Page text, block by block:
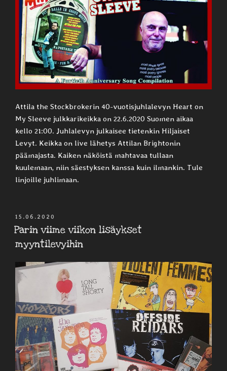
Attila the Stockbrokerin 40-vuotisjuhlalevyn Heart on
My Sleeve julkkarikeikka on 22.6.2020 Suomen aikaa
kello 21:00. Juhlalevyn julkaisee tietenkin Hiljaiset
Levyt. Keikka on live lähetys Attilan Brightonin
päämajasta. Kaiken näköistä mahtavaa tullaan
kuulemaan, niin säestyksen kanssa kuin ilmankin. Tule
linjoille juhlimaan.
JULKAISTU
15.06.2020
Parin viime viikon lisäykset
myyntilevyihin